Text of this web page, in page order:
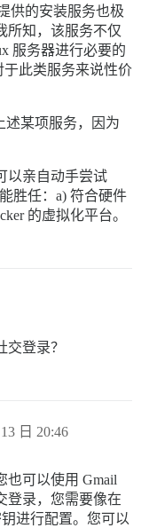
供的安装服务也极
知，该服务不仅
服务器进行必要的
于此类服务来说性价
述某项服务，因为
以亲自动手尝试
胜任：a) 符合硬件
的虚拟化平台。
登录？
日 20:46
也可以使用 Gmail
登录，您需要像在
进行配置。您可以